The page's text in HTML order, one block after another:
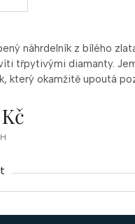
náhrdelník z bílého
třpytivými diamanty.
který okamžitě upoutá